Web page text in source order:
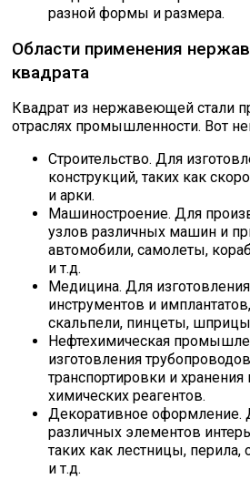
разной формы и размера.
Области применения
квадрата
Квадрат из нержавеющей стали
отраслях промышленности. Вот
Строительство. Для
конструкций, таких как
и арки.
Машиностроение. Для
узлов различных машин и
автомобили, самолеты,
и т.д.
Медицина. Для
инструментов и
скальпели, пинцеты,
Нефтехимическая
изготовления
транспортировки и хранения
химических реагентов.
Декоративное оформление.
различных элементов
таких как лестницы,
и т.д.